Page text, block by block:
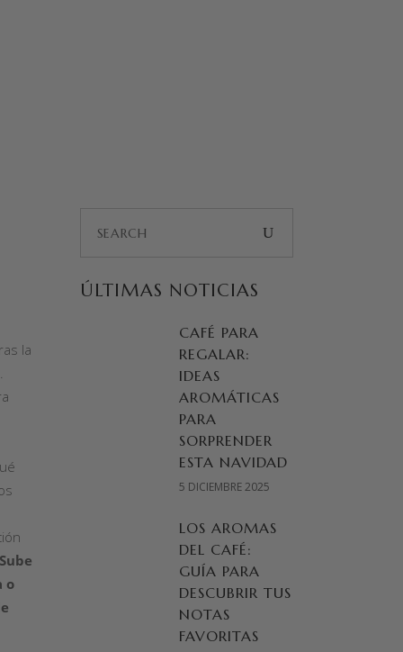
la
Sube
o
for:
ÚLTIMAS NOTICIAS
CAFÉ PARA
REGALAR:
IDEAS
AROMÁTICAS
PARA
SORPRENDER
ESTA NAVIDAD
5 DICIEMBRE 2025
LOS AROMAS
DEL CAFÉ:
GUÍA PARA
DESCUBRIR TUS
NOTAS
FAVORITAS